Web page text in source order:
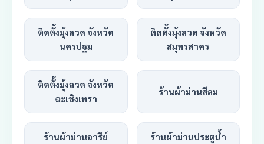
ติดตั้งมุ้งลวด จังหวัด
นครปฐม
ติดตั้งมุ้งลวด จังหวัด
สมุทรสาคร
ติดตั้งมุ้งลวด จังหวัด
ฉะเชิงเทรา
ร้านผ้าม่านสีลม
ร้านผ้าม่านอารีย์ ร้านผ้าม่านประตูน้ำ